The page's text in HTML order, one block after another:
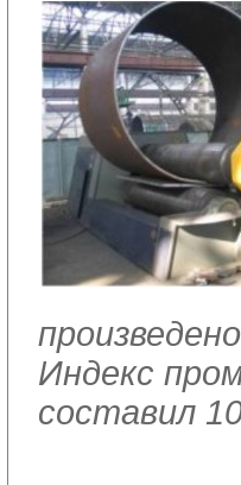
Индекс
составил